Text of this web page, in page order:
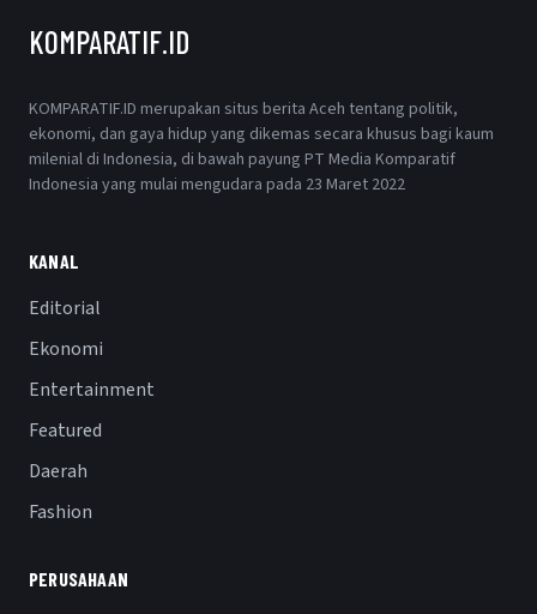
KOMPARATIF.ID
KOMPARATIF.ID merupakan situs berita Aceh tentang politik,
ekonomi, dan gaya hidup yang dikemas secara khusus bagi kaum
milenial di Indonesia, di bawah payung PT Media Komparatif
Indonesia yang mulai mengudara pada 23 Maret 2022
KANAL
Editorial
Ekonomi
Entertainment
Featured
Daerah
Fashion
PERUSAHAAN